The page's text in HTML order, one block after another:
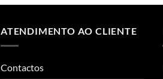
ATENDIMENTO AO CLIENTE
Contactos